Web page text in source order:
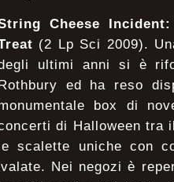
Cheese
(2 Lp Sci 2009).
ultimi anni si è
ed ha reso
box di
di Halloween tra
scalette uniche con
Nei negozi è